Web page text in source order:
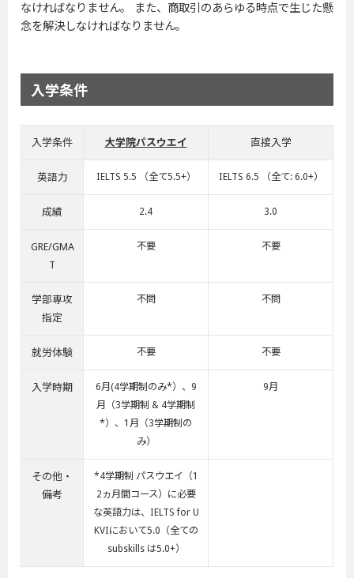
なければなりません。 また、商取引のあらゆる時点で生じた懸
念を解決しなければなりません。
入学条件
入学条件 大学院パスウエイ 直接入学
英語力 IELTS 5.5 （全て5.5+） IELTS 6.5 （全て: 6.0+）
成績 2.4 3.0
GRE/GMA
T
不要 不要
学部専攻
指定
不問 不問
就労体験 不要 不要
入学時期
6月(4学期制のみ*）、9
月（3学期制 & 4学期制
*）、1月（3学期制の
み）
9月
その他・
備考
*4学期制 パスウエイ（1
2ヵ月間コース）に必要
な英語力は、IELTS for U
KVIにおいて5.0（全ての
subskills は5.0+）